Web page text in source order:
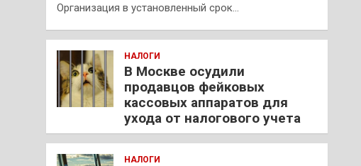
Организация в установленный срок…
НАЛОГИ
В Москве осудили
продавцов фейковых
кассовых аппаратов для
ухода от налогового учета
НАЛОГИ